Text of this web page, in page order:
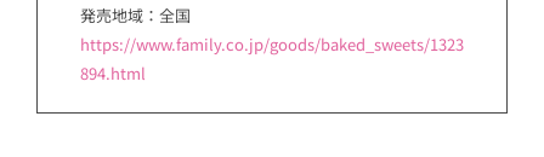
発売地域：全国
https://www.family.co.jp/goods/baked_sweets/1323
894.html